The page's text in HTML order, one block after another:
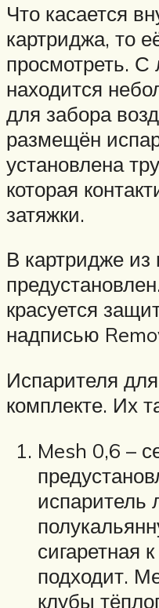
Что касается
картриджа, то
просмотреть. С
находится
для забора
размещён
установлена
которая
затяжки.
В картридже из
красуется
надписью
Испарителя
комплекте. Их
Mesh 0,6 –
испаритель
сигаретная
подходит.
клубы